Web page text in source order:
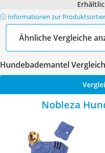
ⓘ Informationen zur
Ähnliche Vergleiche
Hundebademantel
Nobleza